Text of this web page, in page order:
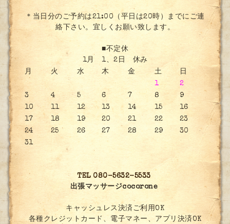
＊当日分のご予約は21:00（平日は20時）までにご連
絡下さい。宜しくお願い致します。
■不定休
1月 1、2日 休み
月
火 水 木 金 土
日
1
2
3
4 5 6 7 8
9
10
11 12 13 14 15
16
17
18 19 20 21 22
23
24
25 26 27 28 29
30
31
TEL 080-5632-5533
出張マッサージcocorone
キャッシュレス決済ご利用OK
各種クレジットカード、電子マネー、アプリ決済OK